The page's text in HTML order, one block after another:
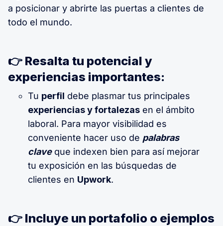
a posicionar y abrirte las puertas a clientes de
todo el mundo.
👉 Resalta tu potencial y
experiencias importantes:
Tu perfil debe plasmar tus principales
experiencias y fortalezas en el ámbito
laboral. Para mayor visibilidad es
conveniente hacer uso de palabras
claveque indexen bien para así mejorar
tu exposición en las búsquedas de
clientes en Upwork.
👉 Incluye un portafolio o ejemplos